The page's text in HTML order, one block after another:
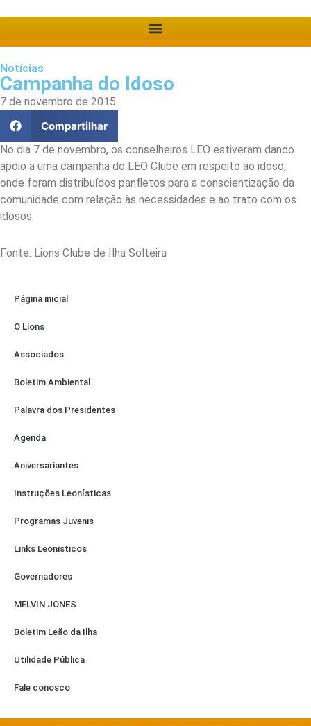
Notícias
Campanha do Idoso
7 de novembro de 2015
Compartilhar
No dia 7 de novembro, os conselheiros LEO estiveram dando
apoio a uma campanha do LEO Clube em respeito ao idoso,
onde foram distribuídos panfletos para a conscientização da
comunidade com relação às necessidades e ao trato com os
idosos.
Fonte: Lions Clube de Ilha Solteira
Página inicial
O Lions
Associados
Boletim Ambiental
Palavra dos Presidentes
Agenda
Aniversariantes
Instruções Leonísticas
Programas Juvenis
Links Leonisticos
Governadores
MELVIN JONES
Boletim Leão da Ilha
Utilidade Pública
Fale conosco